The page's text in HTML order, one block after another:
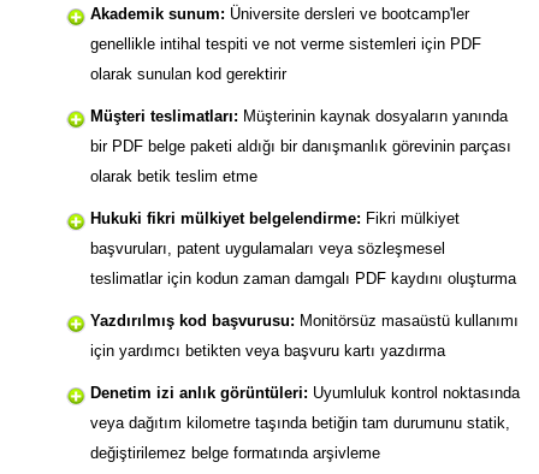
Akademik sunum: Üniversite dersleri ve bootcamp'ler
genellikle intihal tespiti ve not verme sistemleri için PDF
olarak sunulan kod gerektirir
Müşteri teslimatları: Müşterinin kaynak dosyaların yanında
bir PDF belge paketi aldığı bir danışmanlık görevinin parçası
olarak betik teslim etme
Hukuki fikri mülkiyet belgelendirme: Fikri mülkiyet
başvuruları, patent uygulamaları veya sözleşmesel
teslimatlar için kodun zaman damgalı PDF kaydını oluşturma
Yazdırılmış kod başvurusu: Monitörsüz masaüstü kullanımı
için yardımcı betikten veya başvuru kartı yazdırma
Denetim izi anlık görüntüleri: Uyumluluk kontrol noktasında
veya dağıtım kilometre taşında betiğin tam durumunu statik,
değiştirilemez belge formatında arşivleme